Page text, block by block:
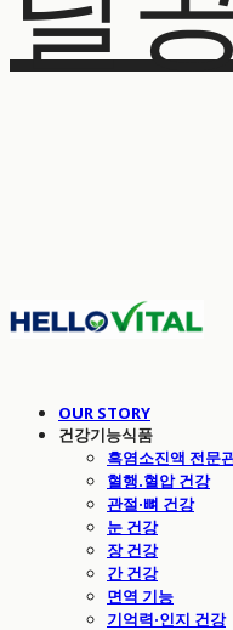
OUR STORY
건강기능식품
흑염소진액 전문
혈행.혈압 건강
관절·뼈 건강
눈 건강
장 건강
간 건강
면역 기능
기억력·인지 건강